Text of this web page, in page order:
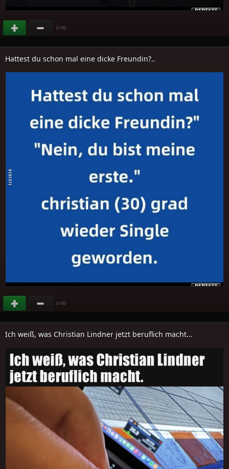
(+24)
Hattest du schon mal eine dicke Freundin?..
(+26)
Ich weiß, was Christian Lindner jetzt beruflich macht...